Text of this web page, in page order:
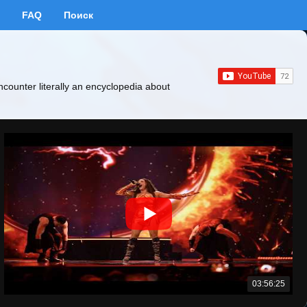
FAQ Поиск
literally an encyclopedia about
03:56:25